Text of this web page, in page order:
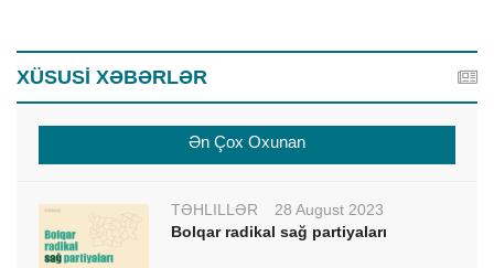
XÜSUSİ XƏBƏRLƏR
Ən Çox Oxunan
TƏHLİLLƏR
28 August 2023
Bolqar radikal sağ partiyaları